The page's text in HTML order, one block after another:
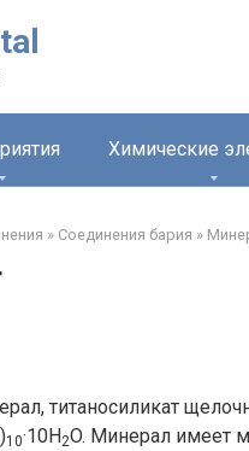
Химические
» Соединения бария »
титаносиликат
10·10H2O. Минерал имеет